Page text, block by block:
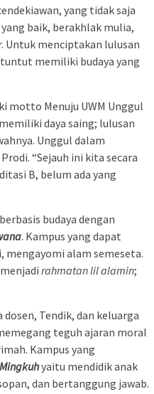
yang tidak saja
baik, berakhlak mulia,
Untuk menciptakan lulusan
memiliki budaya yang
motto Menuju UWM Unggul
daya saing; lulusan
Unggul dalam
“Sejauh ini kita secara
B, belum ada yang
budaya dengan
. Kampus yang dapat
alam semeseta.
rahmatan lil alamin;
Tendik, dan keluarga
teguh ajaran moral
Kampus yang
yaitu mendidik anak
dan bertanggung jawab.